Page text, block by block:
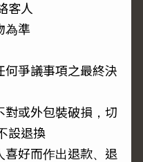
客人
為準
爭議事項之最終決
或外包裝破損，切
設退換
好而作出退款、退